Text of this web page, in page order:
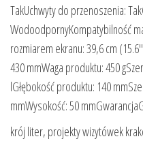
TakUchwyty do przenoszenia:
WodoodpornyKompatybilność
rozmiarem ekranu: 39,6 cm
430 mmWaga produktu: 450
lGłębokość produktu: 140
mmWysokość: 50
krój liter, projekty wizytówek